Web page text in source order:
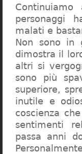
personaggi
malati e
Non sono in
dimostra il
altri si
sono più
superiore,
inutile e
coscienza
sentimenti
passa anni